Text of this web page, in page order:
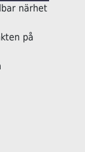
närhet
på